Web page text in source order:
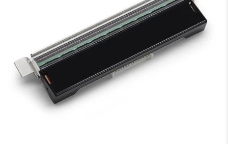
Gestion des stocks
Étiquettes d'actif
Santé
Étiquetage de laboratoire et de prélèvements
Étiquetage des actifs
Étiquetage des poches sanguines et à perfusion
Ordonnances
Bracelets d'identification de patients